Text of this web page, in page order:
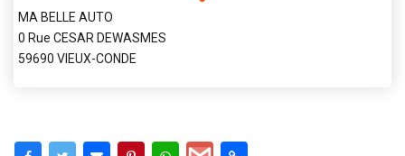
MA BELLE AUTO
0 Rue CESAR DEWASMES
59690 VIEUX-CONDE